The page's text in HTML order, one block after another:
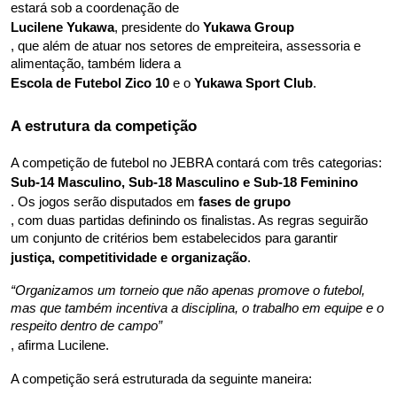
estará sob a coordenação de
Lucilene Yukawa, presidente do Yukawa Group
, que além de atuar nos setores de empreiteira, assessoria e
alimentação, também lidera a
Escola de Futebol Zico 10 e o Yukawa Sport Club.
A estrutura da competição
A competição de futebol no JEBRA contará com três categorias:
Sub-14 Masculino, Sub-18 Masculino e Sub-18 Feminino
. Os jogos serão disputados em fases de grupo
, com duas partidas definindo os finalistas. As regras seguirão
um conjunto de critérios bem estabelecidos para garantir
justiça, competitividade e organização.
“Organizamos um torneio que não apenas promove o futebol,
mas que também incentiva a disciplina, o trabalho em equipe e o
respeito dentro de campo”
, afirma Lucilene.
A competição será estruturada da seguinte maneira: